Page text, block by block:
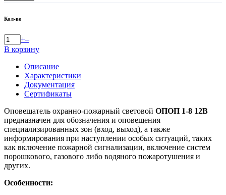
Кол-во
+–
В корзину
Описание
Характеристики
Документация
Сертификаты
Оповещатель охранно-пожарный световой ОПОП 1-8 12В
предназначен для обозначения и оповещения
специализированных зон (вход, выход), а также
информирования при наступлении особых ситуаций, таких
как включение пожарной сигнализации, включение систем
порошкового, газового либо водяного пожаротушения и
других.
Особенности: